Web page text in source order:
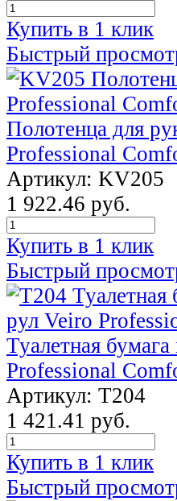
Купить в 1 клик
Быстрый
Полотенца для
Professional
Артикул: KV205
1 922.46 руб.
Купить в 1 клик
Быстрый
Туалетная
Professional
Артикул: Т204
1 421.41 руб.
Купить в 1 клик
Быстрый